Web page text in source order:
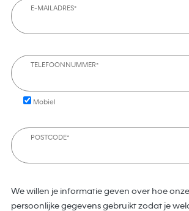
E-MAILADRES*
TELEFOONNUMMER*
Mobiel
POSTCODE*
We willen je informatie geven over hoe
persoonlijke gegevens gebruikt zodat je